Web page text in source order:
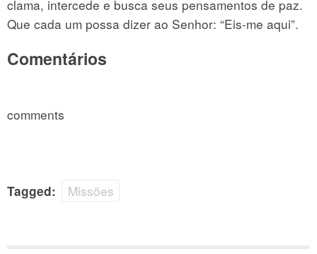
clama, intercede e busca seus pensamentos de paz.
Que cada um possa dizer ao Senhor: “Eis-me aqui”.
Comentários
comments
Tagged: Missões